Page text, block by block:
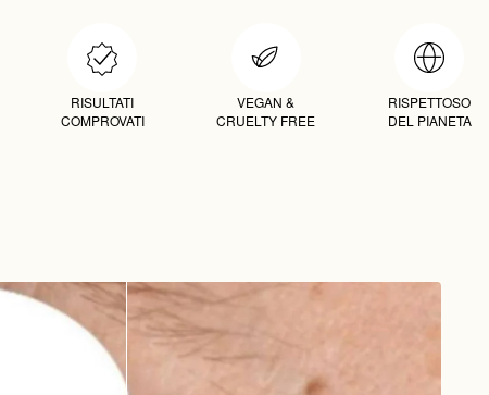
RISULTATI
COMPROVATI
VEGAN &
CRUELTY FREE
RISPETTOSO
DEL PIANETA